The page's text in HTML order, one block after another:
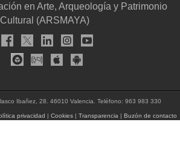
en Arte, Arqueología y Patrimonio
Cultural (ARSMAYA)
Ibañez, 28. 46010 Valencia. Teléfono: 963 983 330
privacidad |Cookies |Transparencia |Buzón de contacto